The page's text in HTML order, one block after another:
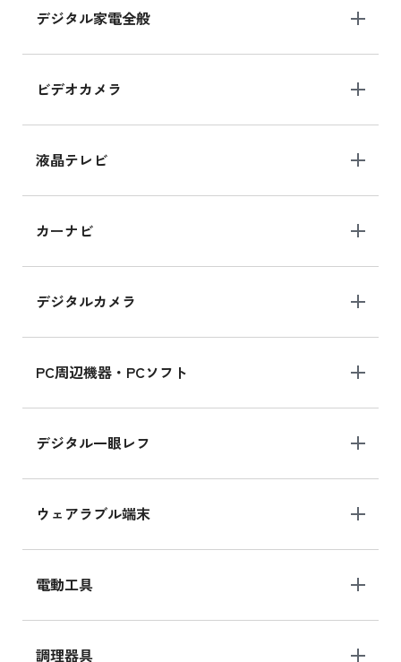
デジタル家電全般
ビデオカメラ
液晶テレビ
カーナビ
デジタルカメラ
PC周辺機器・PCソフト
デジタル一眼レフ
ウェアラブル端末
電動工具
調理器具
iPad Air 11インチ シリーズ
iPad Air 11インチ の新品買取価格
iPhone 15 128GB シリーズ
iPhone 15 128GB の新品買取価格
MK2K3J/Aの新品買取価格はこちら